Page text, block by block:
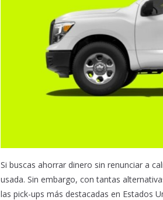
Si buscas ahorrar dinero sin renunciar a
usada. Sin embargo, con tantas
las pick-ups más destacadas en Estados